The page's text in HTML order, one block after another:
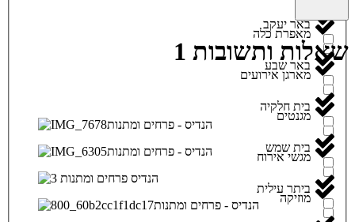
מאפרת כלה
מארגן אירועים
מגנטים
מגשי אירוח
מוזיקה
באר יעקב
באר שבע
בית חלקיה
בית שמש
ביתר עילית
שאלות ותשובות 1